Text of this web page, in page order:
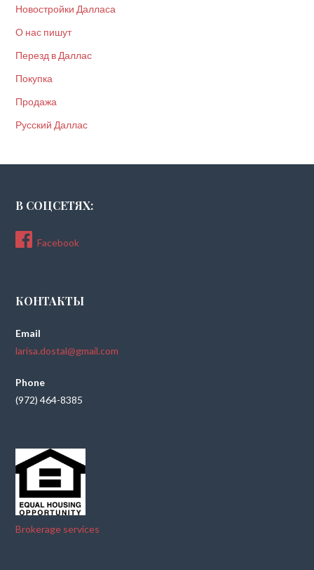
Новостройки Далласа
О нас пишут
Перезд в Даллас
Покупка
Продажа
Русский Даллас
В СОЦСЕТЯХ:
Facebook
КОНТАКТЫ
Email
larisa.dostal@gmail.com
Phone
(972) 464-8385
Brokerage services